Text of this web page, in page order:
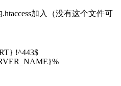
加入（没有这个文件可
!^443$